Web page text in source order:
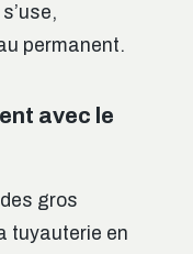
permanent.
avec le
gros
tuyauterie en